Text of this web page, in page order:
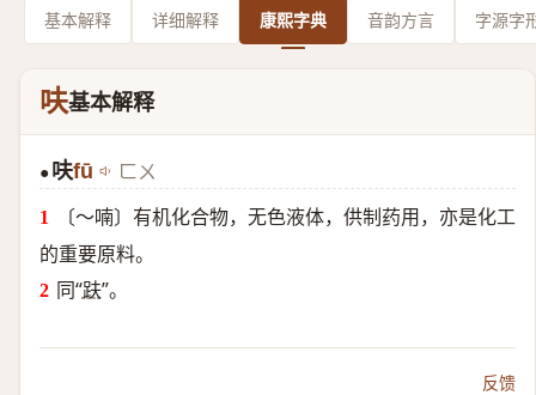
基本解释 详细解释 康熙字典 音韵方言 字源字
呋基本解释
● 呋fū ㄈㄨ
〔～喃〕有机化合物，无色液体，供制药用，亦是化工
的重要原料。
同“趺”。
反馈